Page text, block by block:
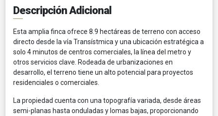
Descripción Adicional
Esta amplia finca ofrece 8.9 hectáreas de terreno con acceso
directo desde la vía Transístmica y una ubicación estratégica a
solo 4 minutos de centros comerciales, la línea del metro y
otros servicios clave. Rodeada de urbanizaciones en
desarrollo, el terreno tiene un alto potencial para proyectos
residenciales o comerciales.
La propiedad cuenta con una topografía variada, desde áreas
semi-planas hasta onduladas y lomas bajas, proporcionando